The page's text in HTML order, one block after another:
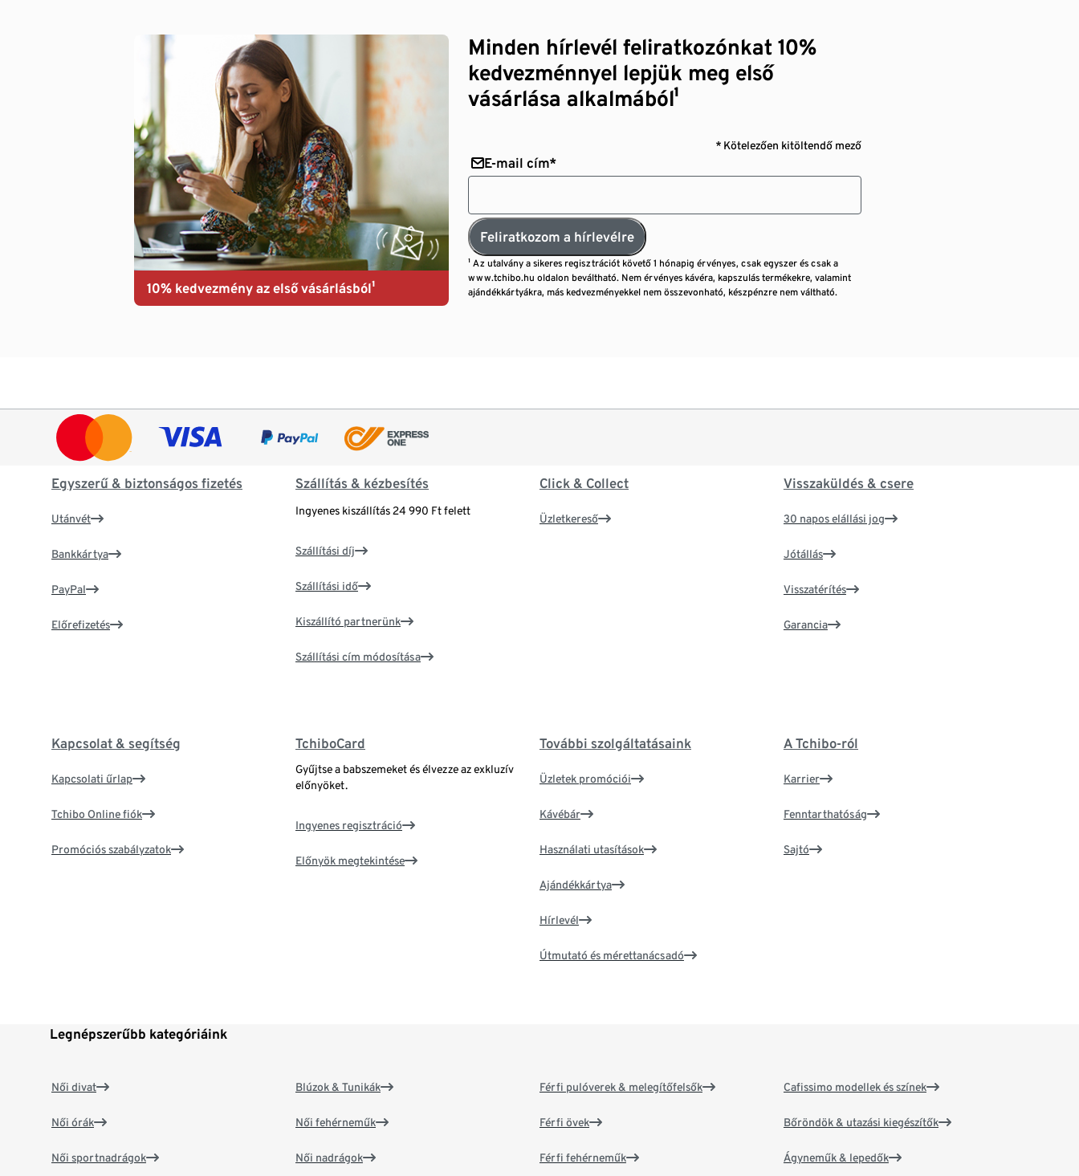
10% kedvezmény az első vásárlásból¹
Minden hírlevél feliratkozónkat 10%
kedvezménnyel lepjük meg első
vásárlása alkalmából¹
* Kötelezően kitöltendő mező
E-mail cím*
Feliratkozom a hírlevélre
¹ Az utalvány a sikeres regisztrációt követő 1 hónapig érvényes, csak egyszer és csak a
www.tchibo.hu oldalon beváltható. Nem érvényes kávéra, kapszulás termékekre, valamint
ajándékkártyákra, más kedvezményekkel nem összevonható, készpénzre nem váltható.
Egyszerű & biztonságos fizetés
Utánvét
Bankkártya
PayPal
Előrefizetés
Szállítás & kézbesítés
Ingyenes kiszállítás 24 990 Ft felett
Szállítási díj
Szállítási idő
Kiszállító partnerünk
Szállítási cím módosítása
Click & Collect
Üzletkereső
Visszaküldés & csere
30 napos elállási jog
Jótállás
Visszatérítés
Garancia
Kapcsolat & segítség
Kapcsolati űrlap
Tchibo Online fiók
Promóciós szabályzatok
TchiboCard
Gyűjtse a babszemeket és élvezze az exkluzív
előnyöket.
Ingyenes regisztráció
Előnyök megtekintése
További szolgáltatásaink
Üzletek promóciói
Kávébár
Használati utasítások
Ajándékkártya
Hírlevél
Útmutató és mérettanácsadó
A Tchibo-ról
Karrier
Fenntarthatóság
Sajtó
Legnépszerűbb kategóriáink
Női divat
Női órák
Női sportnadrágok
Blúzok & Tunikák
Női fehérneműk
Női nadrágok
Férfi pulóverek & melegítőfelsők
Férfi övek
Férfi fehérneműk
Cafissimo modellek és színek
Bőröndök & utazási kiegészítők
Ágyneműk & lepedők